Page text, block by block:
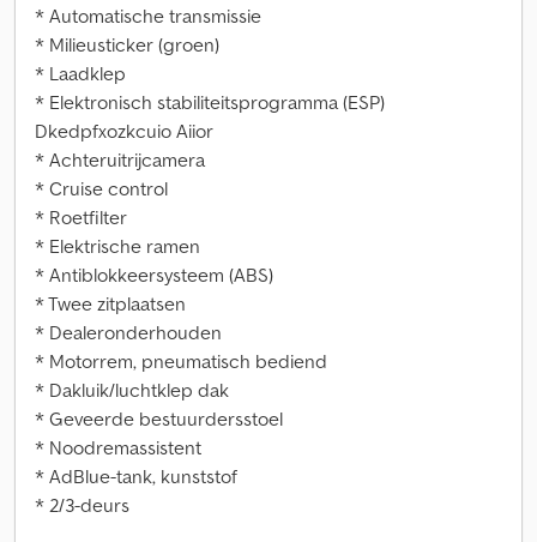
* Automatische transmissie
* Milieusticker (groen)
* Laadklep
* Elektronisch stabiliteitsprogramma (ESP)
Dkedpfxozkcuio Aiior
* Achteruitrijcamera
* Cruise control
* Roetfilter
* Elektrische ramen
* Antiblokkeersysteem (ABS)
* Twee zitplaatsen
* Dealeronderhouden
* Motorrem, pneumatisch bediend
* Dakluik/luchtklep dak
* Geveerde bestuurdersstoel
* Noodremassistent
* AdBlue-tank, kunststof
* 2/3-deurs